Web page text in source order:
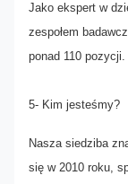
Jako ekspert w
zespołem
ponad 110 pozycji.
5- Kim jesteśmy?
Nasza siedziba
się w 2010 roku,